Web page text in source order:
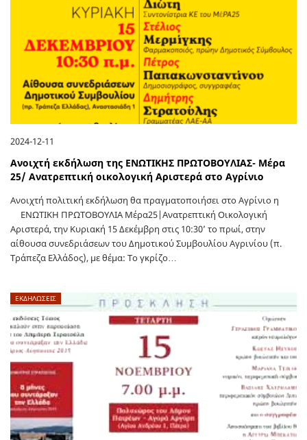
2024-12-11
Ανοιχτή εκδήλωση της ΕΝΩΤΙΚΗΣ ΠΡΩΤΟΒΟΥΛΙΑΣ- Μέρα
25/ Ανατρεπτική οικολογική Αριστερά στο Αγρίνιο
Ανοιχτή πολιτική εκδήλωση θα πραγματοποιήσει στο Αγρίνιο η
ENΩΤΙΚΗ ΠΡΩΤΟΒΟΥΛΙΑ Μέρα25|Ανατρεπτική Οικολογική
Αριστερά, την Κυριακή 15 Δεκέμβρη στις 10:30’ το πρωί, στην
αίθουσα συνεδριάσεων του Δημοτικού Συμβουλίου Αγρινίου (π.
Τράπεζα Ελλάδος), με θέμα: Το γκρίζο…
ΕΚΔΗΛΩΣΕΙΣ